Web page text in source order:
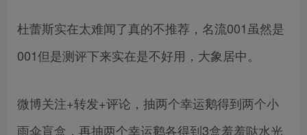
杜蕾斯实在太难闻了真的不推荐，名流001虽然是
001但是测评下来实在是不好用，大象居中。
微博关注+转发+评论，抽两个幸运鹅得到两个小
雨伞盲盒，再抽两个幸运鹅各得到3盒羞羞哒水光